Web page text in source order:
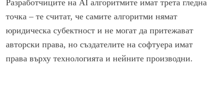
Разработчиците на AI алгоритмите имат трета гледна
точка – те считат, че самите алгоритми нямат
юридическа субектност и не могат да притежават
авторски права, но създателите на софтуера имат
права върху технологията и нейните производни.